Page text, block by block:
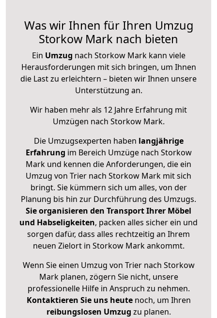
Was wir Ihnen für Ihren Umzug
Storkow Mark nach bieten
Ein Umzug nach Storkow Mark kann viele
Herausforderungen mit sich bringen, um Ihnen
die Last zu erleichtern – bieten wir Ihnen unsere
Unterstützung an.
Wir haben mehr als 12 Jahre Erfahrung mit
Umzügen nach Storkow Mark.
Die Umzugsexperten haben langjährige
Erfahrung im Bereich Umzüge nach Storkow
Mark und kennen die Anforderungen, die ein
Umzug von Trier nach Storkow Mark mit sich
bringt. Sie kümmern sich um alles, von der
Planung bis hin zur Durchführung des Umzugs.
Sie organisieren den Transport Ihrer Möbel
und Habseligkeiten, packen alles sicher ein und
sorgen dafür, dass alles rechtzeitig an Ihrem
neuen Zielort in Storkow Mark ankommt.
Wenn Sie einen Umzug von Trier nach Storkow
Mark planen, zögern Sie nicht, unsere
professionelle Hilfe in Anspruch zu nehmen.
Kontaktieren Sie uns heutenoch, um Ihren
reibungslosen Umzug zu planen.